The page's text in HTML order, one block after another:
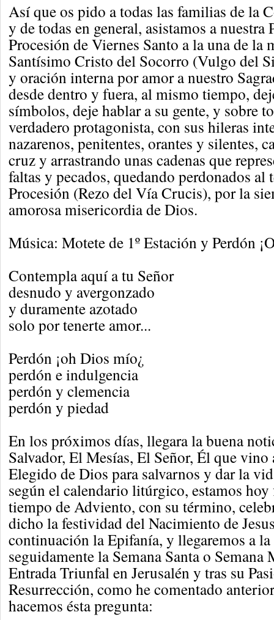
Así que os pido a todas las familias de la
y de todas en general, asistamos a nuestra
Procesión de Viernes Santo a la una de la
Santísimo Cristo del Socorro (Vulgo del
y oración interna por amor a nuestro
desde dentro y fuera, al mismo tiempo,
símbolos, deje hablar a su gente, y sobre
verdadero protagonista, con sus hileras
nazarenos, penitentes, orantes y silentes,
cruz y arrastrando unas cadenas que
faltas y pecados, quedando perdonados al
Procesión (Rezo del Vía Crucis), por la
amorosa misericordia de Dios.
Música: Motete de 1º Estación y Perdón
Contempla aquí a tu Señor
desnudo y avergonzado
y duramente azotado
solo por tenerte amor...
Perdón ¡oh Dios mío¿
perdón e indulgencia
perdón y clemencia
perdón y piedad
En los próximos días, llegara la buena
Salvador, El Mesías, El Señor, Él que
Elegido de Dios para salvarnos y dar la
según el calendario litúrgico, estamos
tiempo de Adviento, con su término,
dicho la festividad del Nacimiento de
continuación la Epifanía, y llegaremos a
seguidamente la Semana Santa o Semana
Entrada Triunfal en Jerusalén y tras su
Resurrección, como he comentado
hacemos ésta pregunta: